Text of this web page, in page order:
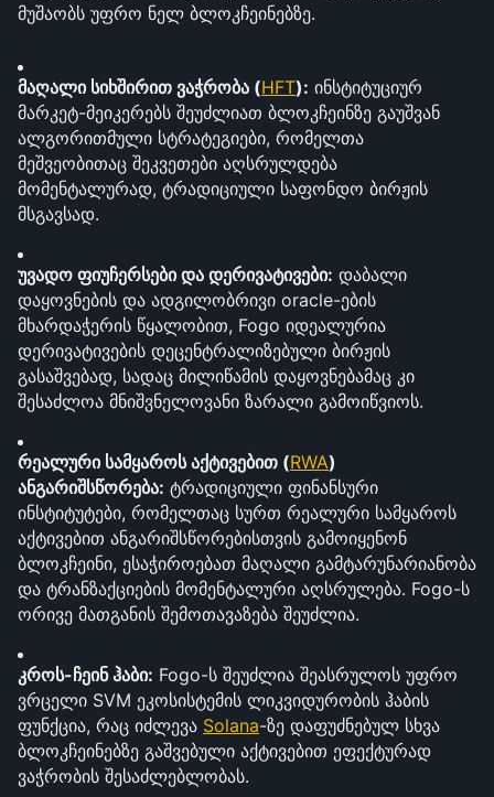
მუშაობს უფრო ნელ ბლოკჩეინებზე.
მაღალი სიხშირით ვაჭრობა (HFT): ინსტიტუციურ
მარკეტ-მეიკერებს შეუძლიათ ბლოკჩეინზე გაუშვან
ალგორითმული სტრატეგიები, რომელთა
მეშვეობითაც შეკვეთები აღსრულდება
მომენტალურად, ტრადიციული საფონდო ბირჟის
მსგავსად.
უვადო ფიუჩერსები და დერივატივები: დაბალი
დაყოვნების და ადგილობრივი oracle-ების
მხარდაჭერის წყალობით, Fogo იდეალურია
დერივატივების დეცენტრალიზებული ბირჟის
გასაშვებად, სადაც მილიწამის დაყოვნებამაც კი
შესაძლოა მნიშვნელოვანი ზარალი გამოიწვიოს.
რეალური სამყაროს აქტივებით (RWA)
ანგარიშსწორება: ტრადიციული ფინანსური
ინსტიტუტები, რომელთაც სურთ რეალური სამყაროს
აქტივებით ანგარიშსწორებისთვის გამოიყენონ
ბლოკჩეინი, ესაჭიროებათ მაღალი გამტარუნარიანობა
და ტრანზაქციების მომენტალური აღსრულება. Fogo-ს
ორივე მათგანის შემოთავაზება შეუძლია.
კროს-ჩეინ ჰაბი: Fogo-ს შეუძლია შეასრულოს უფრო
ვრცელი SVM ეკოსისტემის ლიკვიდურობის ჰაბის
ფუნქცია, რაც იძლევა Solana-ზე დაფუძნებულ სხვა
ბლოკჩეინებზე გაშვებული აქტივებით ეფექტურად
ვაჭრობის შესაძლებლობას.